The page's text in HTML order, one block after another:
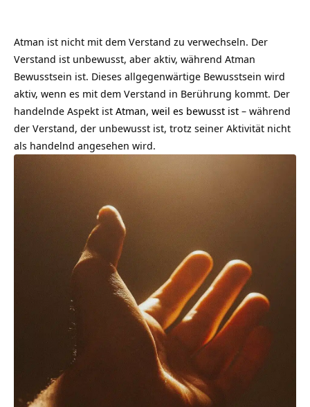
Atman ist nicht mit dem Verstand zu verwechseln. Der
Verstand ist unbewusst, aber aktiv, während Atman
Bewusstsein ist. Dieses allgegenwärtige Bewusstsein wird
aktiv, wenn es mit dem Verstand in Berührung kommt. Der
handelnde Aspekt ist Atman, weil es bewusst ist – während
der Verstand, der unbewusst ist, trotz seiner Aktivität nicht
als handelnd angesehen wird.